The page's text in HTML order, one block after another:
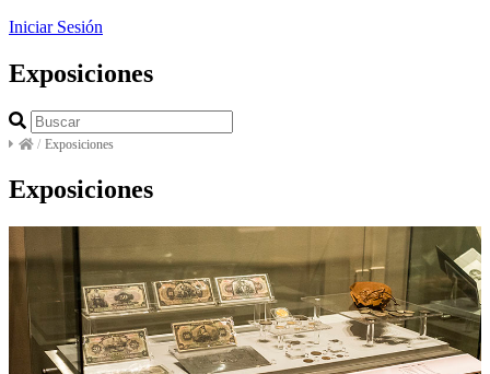
Iniciar Sesión
Exposiciones
/ Exposiciones
Exposiciones